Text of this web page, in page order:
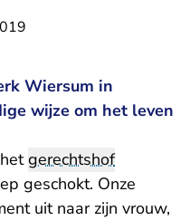
Wiersum in
wijze om het leven
gerechtshof
geschokt. Onze
uit naar zijn vrouw,